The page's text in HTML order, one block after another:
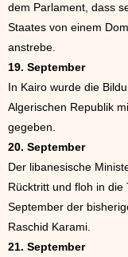
dem Parlament, dass
Staates von einem
anstrebe.
19. September
In Kairo wurde die
Algerischen Republik
gegeben.
20. September
Der libanesische
Rücktritt und floh in
September der
Raschid Karami.
21. September